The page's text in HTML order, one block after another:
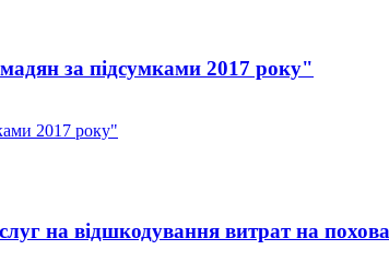
за підсумками 2017 року"
2017 року"
на відшкодування витрат на